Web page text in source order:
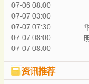
07-06 08:00
07-07 03:00
07-07 07:30
07-07 08:00
07-07 08:00
资讯推荐